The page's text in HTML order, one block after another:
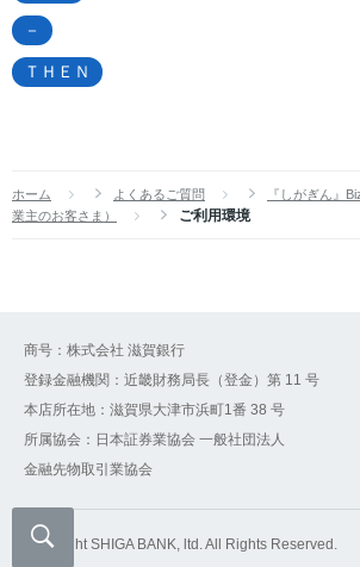
－
ＴＨＥＮ
ホーム よくあるご質問
『しがぎん』
業主のお客さま）
ご利用環境
商号：株式会社 滋賀銀行
登録金融機関：近畿財務局長（登金）第 11 号
本店所在地：滋賀県大津市浜町1番 38 号
所属協会：日本証券業協会 一般社団法人
金融先物取引業協会
Copyright SHIGA BANK, ltd. All Rights Reserved.